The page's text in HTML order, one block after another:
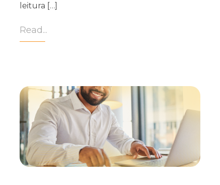
leitura […]
Read...